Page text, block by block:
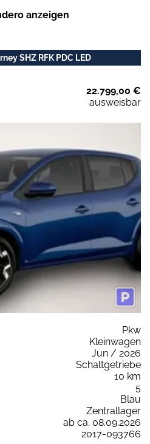
anzeigen
SHZ RFK PDC LED
22.799,00 €
ausweisbar
Pkw
Kleinwagen
Jun / 2026
Schaltgetriebe
10 km
5
Blau
Zentrallager
ab ca. 08.09.2026
2017-093766